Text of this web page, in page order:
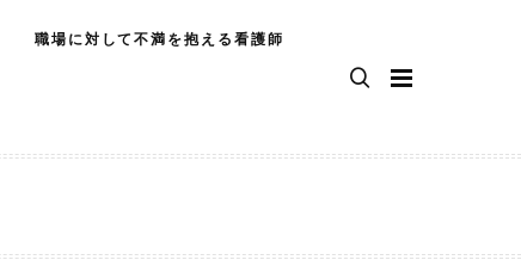
職場に対して不満を抱える看護師